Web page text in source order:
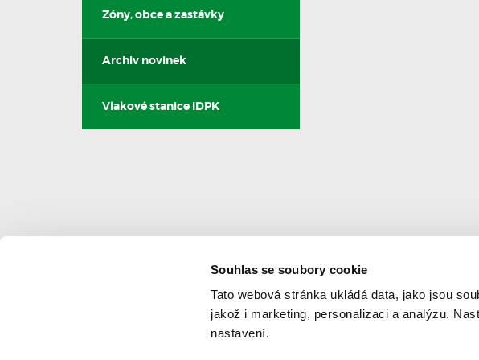
Souhlas se soubory cookie
Tato webová stránka ukládá data, jako jsou
jakož i marketing, personalizaci a analýzu.
nastavení.
Zóny, obce a zastávky
Archiv novinek
Vlakové stanice IDPK
Ke stažení
Napište nám
Newsletter
Aktuální